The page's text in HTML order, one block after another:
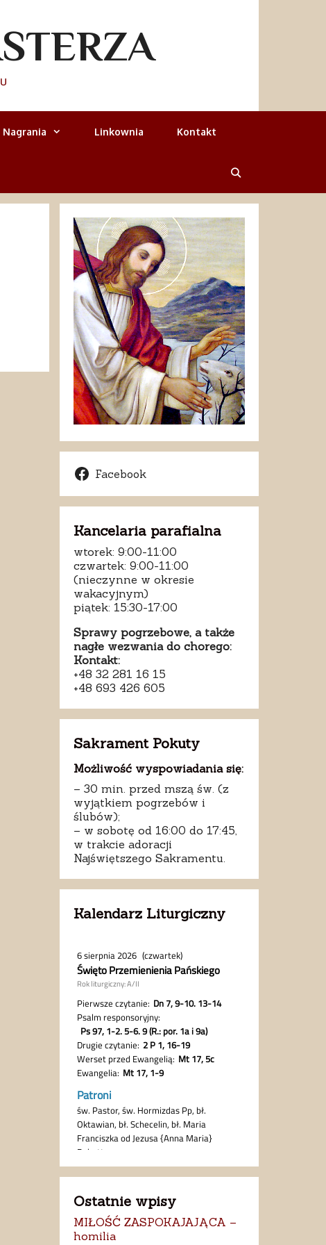
Nagrania Linkownia Kontakt
Facebook
Kancelaria parafialna
wtorek: 9:00-11:00
czwartek: 9:00-11:00
(nieczynne w okresie
wakacyjnym)
piątek: 15:30-17:00
Sprawy pogrzebowe, a także
nagłe wezwania do chorego:
Kontakt:
+48 32 281 16 15
+48 693 426 605
Sakrament Pokuty
Możliwość wyspowiadania się:
– 30 min. przed mszą św. (z
wyjątkiem pogrzebów i
ślubów);
– w sobotę od 16:00 do 17:45,
w trakcie adoracji
Najświętszego Sakramentu.
Kalendarz Liturgiczny
Ostatnie wpisy
MIŁOŚĆ ZASPOKAJAJĄCA –
homilia